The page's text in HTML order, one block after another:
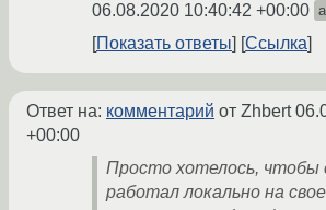
06.08.2020 10:40:42 +00:00
Показать ответы Ссылка
Ответ на: комментарий от Zhbert
+00:00
Просто хотелось,
работал локально на